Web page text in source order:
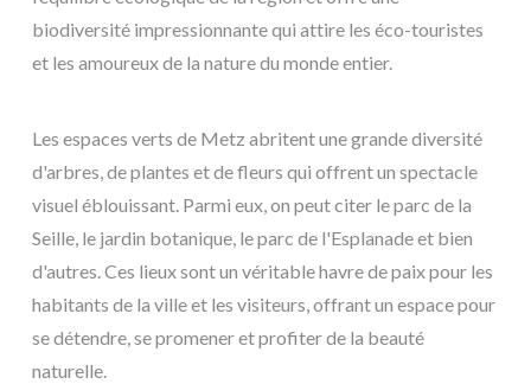
biodiversité impressionnante qui attire les éco-touristes
et les amoureux de la nature du monde entier.
Les espaces verts de Metz abritent une grande diversité
d'arbres, de plantes et de fleurs qui offrent un spectacle
visuel éblouissant. Parmi eux, on peut citer le parc de la
Seille, le jardin botanique, le parc de l'Esplanade et bien
d'autres. Ces lieux sont un véritable havre de paix pour les
habitants de la ville et les visiteurs, offrant un espace pour
se détendre, se promener et profiter de la beauté
naturelle.